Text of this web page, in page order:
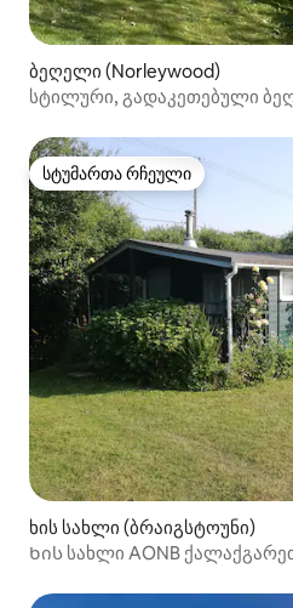
ბეღელი (Norleywood)
სტილური, გადაკეთებული
სტუმართა რჩეული
სტუმართა რჩეული
ხის სახლი (ბრაიგსტოუნი)
Ხის სახლი AONB